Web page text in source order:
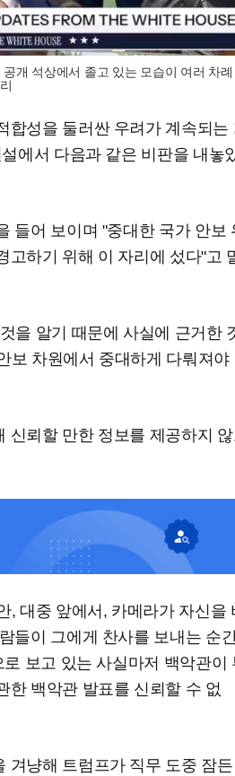
개 석상에서 졸고 있는 모습이 여러 차례
합성을 둘러싼 우려가 계속되는
에서 다음과 같은 비판을 내놓
들어 보이며 "중대한 국가 안보
고하기 위해 이 자리에 섰다"고
을 알기 때문에 사실에 근거한
보 차원에서 중대하게 다뤄져야
신뢰할 만한 정보를 제공하지
대중 앞에서, 카메라가 자신을
들이 그에게 찬사를 보내는 순간
보고 있는 사실마저 백악관이
한 백악관 발표를 신뢰할 수 없
겨냥해 트럼프가 직무 도중 잠